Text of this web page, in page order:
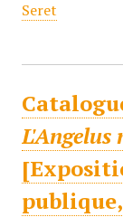
Seret
L'Angelus